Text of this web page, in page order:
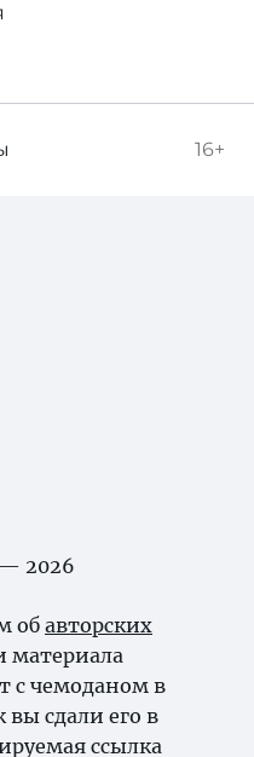
16+
— 2026
об авторских
материала
с чемоданом в
вы сдали его в
ссылка